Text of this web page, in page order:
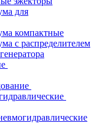
для
компактные
с распределителем